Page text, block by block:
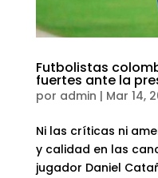
Futbolistas
fuertes ante la
por admin | Mar 14,
Ni las críticas ni
y calidad en las
jugador Daniel